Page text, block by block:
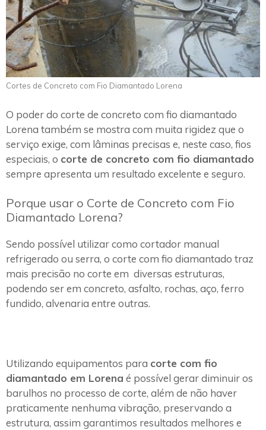
Cortes de Concreto com Fio Diamantado Lorena
O poder do corte de concreto com fio diamantado
Lorena também se mostra com muita rigidez que o
serviço exige, com lâminas precisas e, neste caso, fios
especiais, o corte de concreto com fio diamantado
sempre apresenta um resultado excelente e seguro.
Porque usar o Corte de Concreto com Fio
Diamantado Lorena?
Sendo possível utilizar como cortador manual
refrigerado ou serra, o corte com fio diamantado traz
mais precisão no corte em diversas estruturas,
podendo ser em concreto, asfalto, rochas, aço, ferro
fundido, alvenaria entre outras.
Utilizando equipamentos para corte com fio
diamantado em Lorena é possível gerar diminuir os
barulhos no processo de corte, além de não haver
praticamente nenhuma vibração, preservando a
estrutura, assim garantimos resultados melhores e